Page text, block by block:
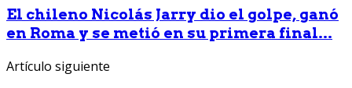
El chileno Nicolás Jarry dio el golpe, ganó
en Roma y se metió en su primera final...
Artículo siguiente